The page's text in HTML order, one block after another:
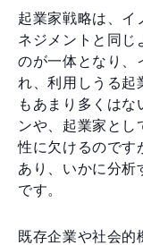
起業家戦略は、イ
ネジメントと同じ
のが一体となり、
れ、利用しうる起
もあまり多くはな
ンや、起業家と
性に欠けるのです
あり、いかに分析
です。
既存企業や社会的